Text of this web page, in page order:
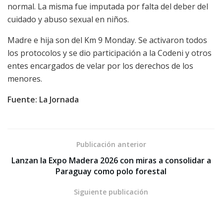
normal. La misma fue imputada por falta del deber del
cuidado y abuso sexual en niños.
Madre e hija son del Km 9 Monday. Se activaron todos
los protocolos y se dio participación a la Codeni y otros
entes encargados de velar por los derechos de los
menores.
Fuente: La Jornada
Publicación anterior
Lanzan la Expo Madera 2026 con miras a consolidar a
Paraguay como polo forestal
Siguiente publicación